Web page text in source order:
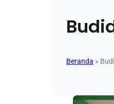
Beranda »